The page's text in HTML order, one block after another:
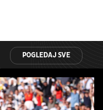
POGLEDAJ SVE